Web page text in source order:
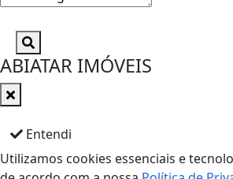
ABIATAR IMÓVEIS
Entendi
Utilizamos cookies essenciais e